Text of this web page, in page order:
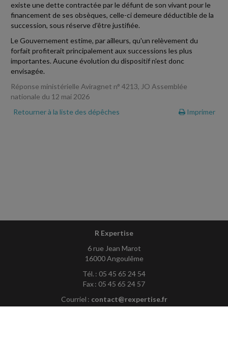
existe une dette contractée par le défunt de son vivant pour le
financement de ses obsèques, celle-ci demeure déductible de la
succession, sous réserve d'être justifiée.
Le Gouvernement estime, par ailleurs, qu'un relèvement du
forfait profiterait principalement aux successions les plus
importantes. Aucune évolution du dispositif n'est donc
envisagée.
Réponse ministérielle Aviragnet n° 4213, JO Assemblée
nationale du 12 mai 2026
Retourner à la liste des dépêches
Imprimer
R Expertise
6 rue Jean Marot
16000 Angoulême
Tél. : 05 45 65 24 54
Fax : 05 45 65 24 57
Courriel : contact@rexpertise.fr